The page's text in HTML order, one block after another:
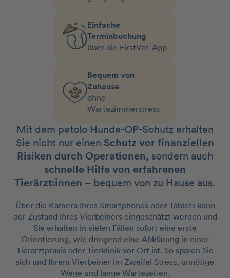
Einfache
Terminbuchung
über die FirstVet-App
Bequem von
Zuhause
ohne
Wartezimmerstress
Mit dem petolo Hunde-OP-Schutz erhalten
Sie nicht nur einen Schutz vor finanziellen
Risiken durch Operationen, sondern auch
schnelle Hilfe von erfahrenen
Tierärzt:innen – bequem von zu Hause aus.
Über die Kamera Ihres Smartphones oder Tablets kann
der Zustand Ihres Vierbeiners eingeschätzt werden und
Sie erhalten in vielen Fällen sofort eine erste
Orientierung, wie dringend eine Abklärung in einer
Tierarztpraxis oder Tierklinik vor Ort ist. So sparen Sie
sich und Ihrem Vierbeiner im Zweifel Stress, unnötige
Wege und lange Wartezeiten.